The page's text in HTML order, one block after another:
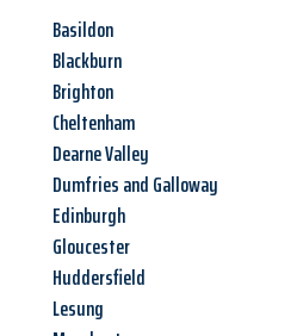
Basildon
Blackburn
Brighton
Cheltenham
Dearne Valley
Dumfries and Galloway
Edinburgh
Gloucester
Huddersfield
Lesung